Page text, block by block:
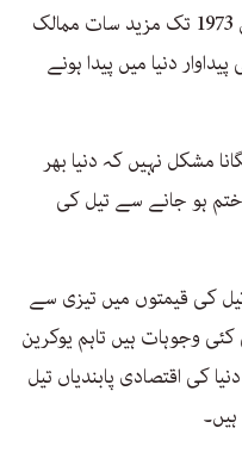
1960 میں اوپیک تشکیل دی تھی لیکن 1973 تک مزید سات ممالک
دنیا میں پیدا ہونے
مشکل نہیں کہ دنیا بھر
ہو جانے سے تیل کی
میں تیل کی قیمتوں میں تیزی سے
وجوہات ہیں تاہم یوکرین
کی اقتصادی پابندیاں تیل